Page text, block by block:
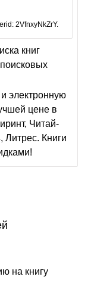
2VfnxyNkZrY.
книг
электронную
цене в
Читай-
Книги
на книгу